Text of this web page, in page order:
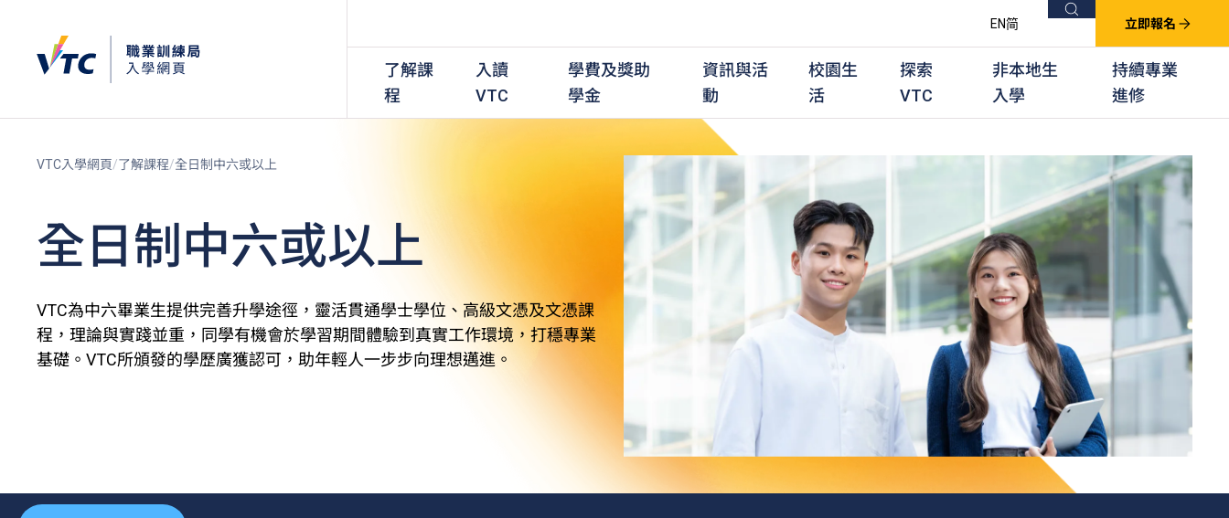
EN简 搜尋 立即報名
了解課
程
職前培訓課程
全日制中六或以上
全日制中三或以上
銜接學士學位
在職培訓課程
持續專業進修
夜間兼讀制
日間兼讀制
學歷程度
學士學位
證書
其他課程
應用學習課程
社群培訓計劃
其他專業課程
專業考試及認可
學徒及其他訓練計劃
入讀
VTC
全日制中六或以上
全日制中三或以上
銜接學士學位
在職培訓
持續專業進修
夜間兼讀制
日間兼讀制
學費及獎助
學金
學費及資助
全日制中六或以上
全日制中三或以上
日間兼讀制
獎學金
獎學金及獎勵計劃
資訊與活
動
校園生
活
探索
VTC
非本地生
入學
持續專業
進修
VTC入學網頁 了解課程 全日制中六或以上
全日制中六或以上
VTC為中六畢業生提供完善升學途徑，靈活貫通學士學位、高級文憑及文憑課
程，理論與實踐並重，同學有機會於學習期間體驗到真實工作環境，打穩專業
基礎。VTC所頒發的學歷廣獲認可，助年輕人一步步向理想邁進。